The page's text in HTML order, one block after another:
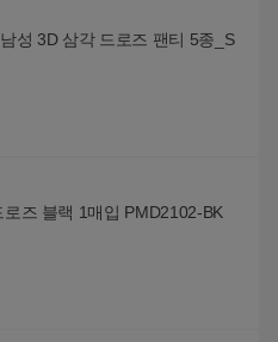
성 3D 삼각 드로즈 팬티 5종_S
즈 블랙 1매입 PMD2102-BK